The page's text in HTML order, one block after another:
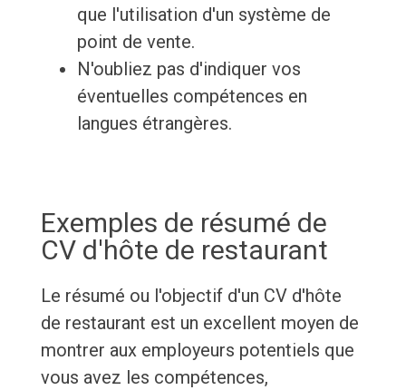
que l'utilisation d'un système de
point de vente.
N'oubliez pas d'indiquer vos
éventuelles compétences en
langues étrangères.
Exemples de résumé de
CV d'hôte de restaurant
Le résumé ou l'objectif d'un CV d'hôte
de restaurant est un excellent moyen de
montrer aux employeurs potentiels que
vous avez les compétences,